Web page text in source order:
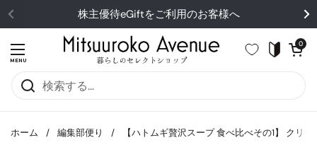
コンテンツへスキップ株主優待eGiftをご利用のお客様へ
メニューを開く
MENU
カートを開
0
ホーム / 編集部便り / 【ハトムギ贅沢スープ 食べ比べその1】 クリ